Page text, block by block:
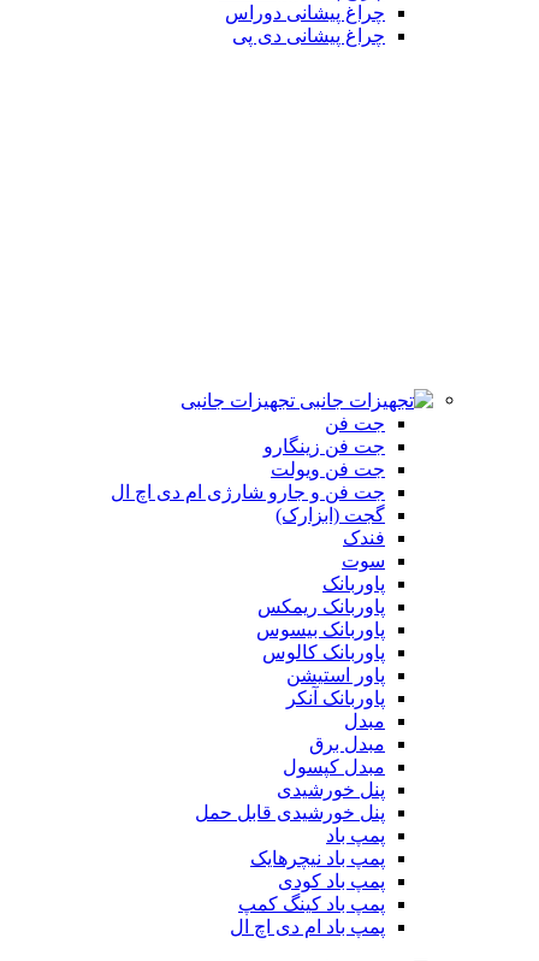
چراغ پیشانی دوراس
چراغ پیشانی دی پی
تجهیزات جانبی
جت فن
جت فن زینگارو
جت فن ویولت
جت فن و جارو شارژی ام دی اچ ال
گجت (ابزارک)
فندک
سوت
پاوربانک
پاوربانک ریمکس
پاوربانک بیسوس
پاوربانک کالوس
پاور استیشن
پاوربانک آنکر
مبدل
مبدل برق
مبدل کپسول
پنل خورشیدی
پنل خورشیدی قابل حمل
پمپ باد
پمپ باد نیچرهایک
پمپ باد کودی
پمپ باد کینگ کمپ
پمپ باد ام دی اچ ال